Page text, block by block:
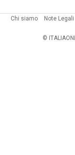
Chi siamo Note Legali
©